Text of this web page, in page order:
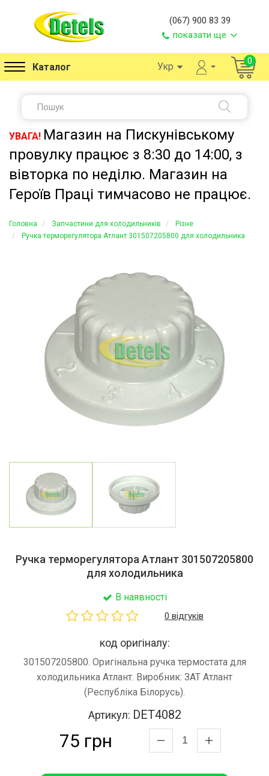
(067) 900 83 39
показати ще
Каталог Укр 0
УВАГА! Магазин на Пискунівському
провулку працює з 8:30 до 14:00, з
вівторка по неділю. Магазин на
Героїв Праці тимчасово не працює.
Головна Запчастини для холодильників
Різне
Ручка терморегулятора Атлант 301507205800 для холодильника
Ручка терморегулятора Атлант 301507205800
для холодильника
В наявності
0 відгуків
код оригіналу:
301507205800. Оригінальна ручка термостата для
холодильника Атлант. Виробник: ЗАТ Атлант
(Республіка Білорусь).
Артикул: DET4082
75 грн